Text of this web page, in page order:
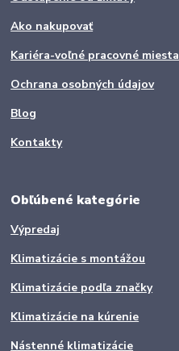
Ako nakupovať
Kariéra-voľné pracovné miesta
Ochrana osobných údajov
Blog
Kontakty
Obľúbené kategórie
Výpredaj
Klimatizácie s montážou
Klimatizácie podľa značky
Klimatizácie na kúrenie
Nástenné klimatizácie